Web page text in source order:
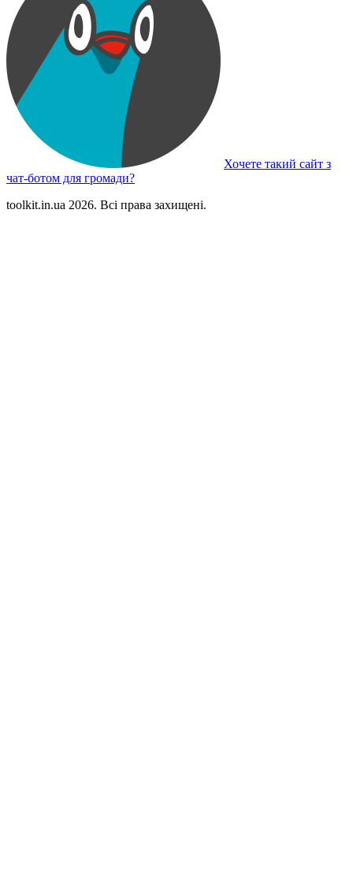
Хочете такий сайт з
чат-ботом для громади?
toolkit.in.ua 2026. Всі права захищені.